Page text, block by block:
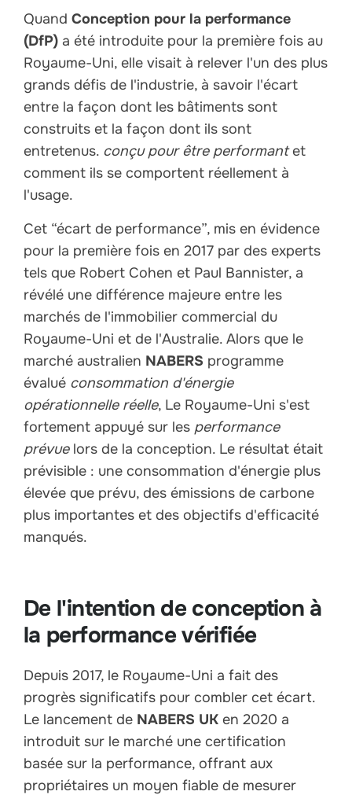
Quand Conception pour la performance
(DfP) a été introduite pour la première fois au
Royaume-Uni, elle visait à relever l'un des plus
grands défis de l'industrie, à savoir l'écart
entre la façon dont les bâtiments sont
construits et la façon dont ils sont
entretenus. conçu pour être performantet
comment ils se comportent réellement à
l'usage.
Cet “écart de performance”, mis en évidence
pour la première fois en 2017 par des experts
tels que Robert Cohen et Paul Bannister, a
révélé une différence majeure entre les
marchés de l'immobilier commercial du
Royaume-Uni et de l'Australie. Alors que le
marché australien NABERS programme
évalué consommation d'énergie
opérationnelle réelle, Le Royaume-Uni s'est
fortement appuyé sur les performance
prévuelors de la conception. Le résultat était
prévisible : une consommation d'énergie plus
élevée que prévu, des émissions de carbone
plus importantes et des objectifs d'efficacité
manqués.
De l'intention de conception à
la performance vérifiée
Depuis 2017, le Royaume-Uni a fait des
progrès significatifs pour combler cet écart.
Le lancement de NABERS UK en 2020 a
introduit sur le marché une certification
basée sur la performance, offrant aux
propriétaires un moyen fiable de mesurer